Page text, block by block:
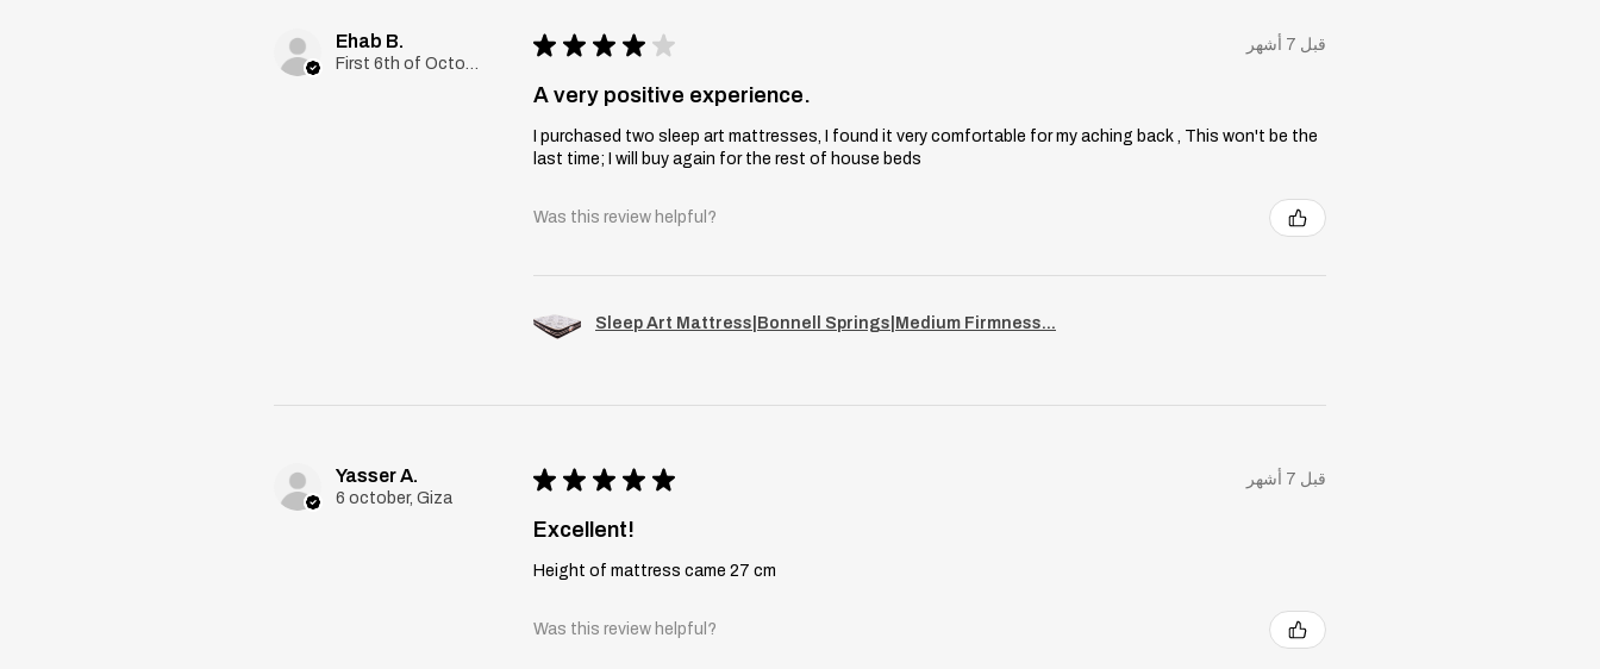
Ehab B. ★ ★ ★ ★ ★ قبل 7 أشهر
A very positive experience.
I purchased two sleep art mattresses, I found it very comfortable for my aching back , This won't be the
last time; I will buy again for the rest of house beds
Was this review helpful?
Sleep Art Mattress|Bonnell Springs|Medium Firmness...
Yasser A.
6 october, Giza
★ ★ ★ ★ ★ قبل 7 أشهر
Excellent!
Height of mattress came 27 cm
Was this review helpful?